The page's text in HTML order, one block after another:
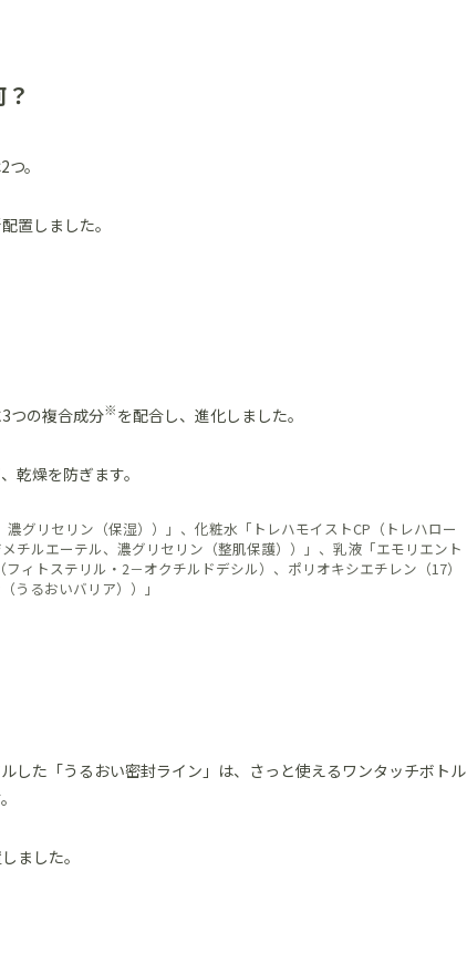
。
置しました。
つの複合成分※を配合し、進化しました。
乾燥を防ぎます。
グリセリン（保湿））」、化粧水「トレハモイストCP（トレハロー
チルエーテル、濃グリセリン（整肌保護））」、乳液「エモリエント
ィトステリル・2－オクチルドデシル）、ポリオキシエチレン（17）
うるおいバリア））」
した「うるおい密封ライン」は、さっと使えるワンタッチボトル
ました。